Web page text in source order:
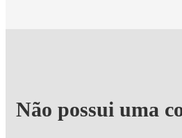
Não possui uma